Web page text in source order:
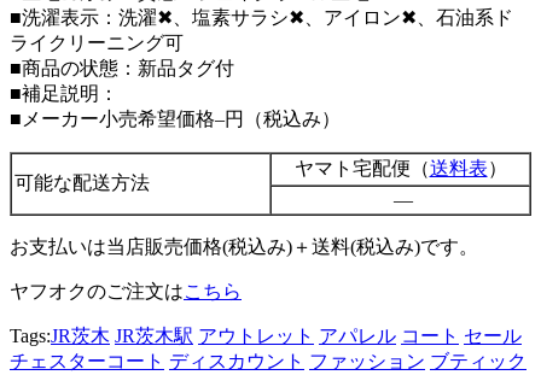
■洗濯表示：洗濯✖、塩素サラシ✖、アイロン✖、石油系ド
ライクリーニング可
■商品の状態：新品タグ付
■補足説明：
■メーカー小売希望価格–円（税込み）
可能な配送方法
ヤマト宅配便（送料表）
—
お支払いは当店販売価格(税込み)＋送料(税込み)です。
ヤフオクのご注文はこちら
Tags:JR茨木 JR茨木駅 アウトレット アパレル コート セール
チェスターコート ディスカウント ファッション ブティック